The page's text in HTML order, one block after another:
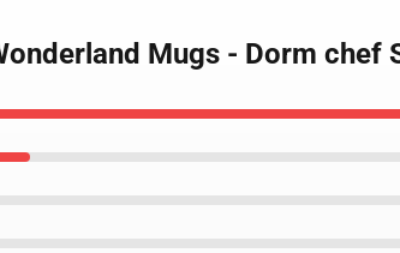
Mugs - Dorm chef